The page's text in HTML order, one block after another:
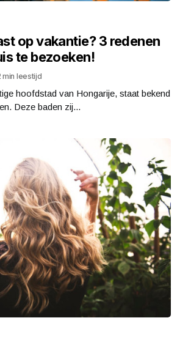
op vakantie? 3 redenen
te bezoeken!
min leestijd
hoofdstad van Hongarije, staat bekend
Deze baden zij...